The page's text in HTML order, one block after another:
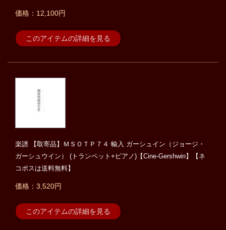
価格：12,100円
このアイテムの詳細を見る
楽譜 【取寄品】ＭＳＯＴＰ７４ 輸入 ガーシュイン（ジョージ・
ガーシュウイン） (トランペット+ピアノ)【Cine-Gershwin】【ネ
コポスは送料無料】
価格：3,520円
このアイテムの詳細を見る